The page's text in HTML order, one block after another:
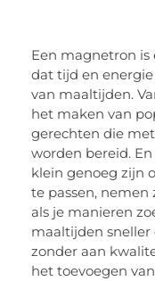
Een magnetron is
dat tijd en
van maaltijden.
het maken van
gerechten die
worden bereid.
klein genoeg zijn
te passen, nemen
als je manieren
maaltijden
zonder aan
het toevoegen